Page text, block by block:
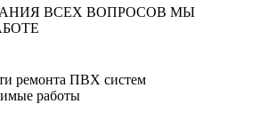
ВСЕХ ВОПРОСОВ МЫ
ремонта ПВХ систем
работы